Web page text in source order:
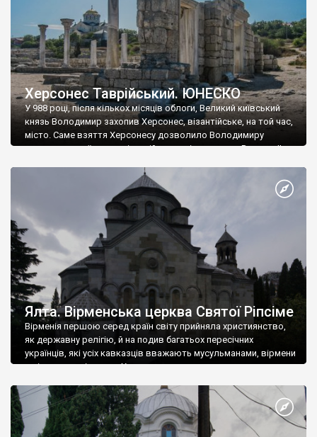
Херсонес Таврійський. ЮНЕСКО
У 988 році, після кількох місяців облоги, Великий київський
князь Володимир захопив Херсонес, візантійське, на той час,
місто. Саме взяття Херсонесу дозволило Володимиру
диктувати свої умови візантійському імператору Василю ІІ, та
Херсонесі Володимир-язичник, став Василем-християнином.
А потім було Хрещення Русі. На честь Херсонесу Таврійського
Ялта. Вірменська церква Святої Ріпсіме
Вірменія першою серед країн світу прийняла християнство,
як державну релігію, й на подив багатьох пересічних
українців, які усіх кавказців вважають мусульманами, вірмени
є відданими вірянами Христа